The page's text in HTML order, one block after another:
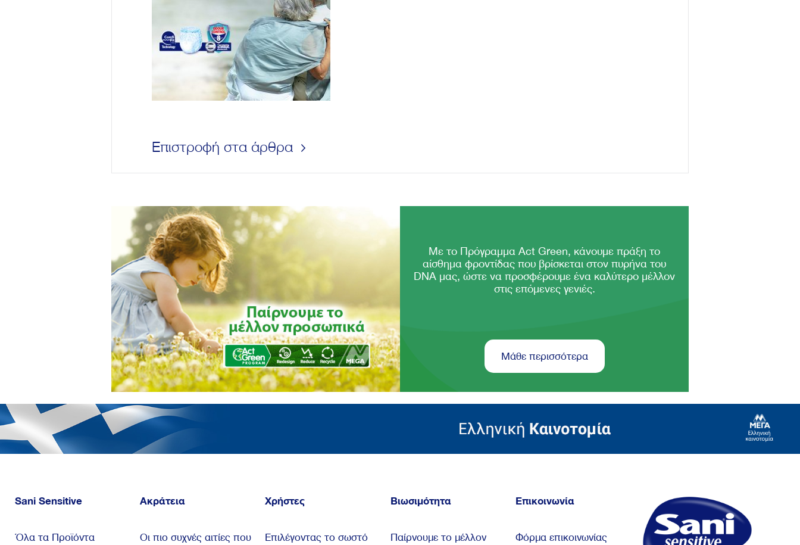
Επιστροφή στα άρθρα
Με το Πρόγραμμα Act Green, κάνουμε πράξη το
αίσθημα φροντίδας που βρίσκεται στον πυρήνα του
DNA μας, ώστε να προσφέρουμε ένα καλύτερο μέλλον
στις επόμενες γενιές.
Μάθε περισσότερα
Sani Sensitive
Όλα τα Προϊόντα
Ακράτεια
Οι πιο συχνές αιτίες που
Χρήστες
Επιλέγοντας το σωστό
Βιωσιμότητα
Παίρνουμε το μέλλον
Επικοινωνία
Φόρμα επικοινωνίας